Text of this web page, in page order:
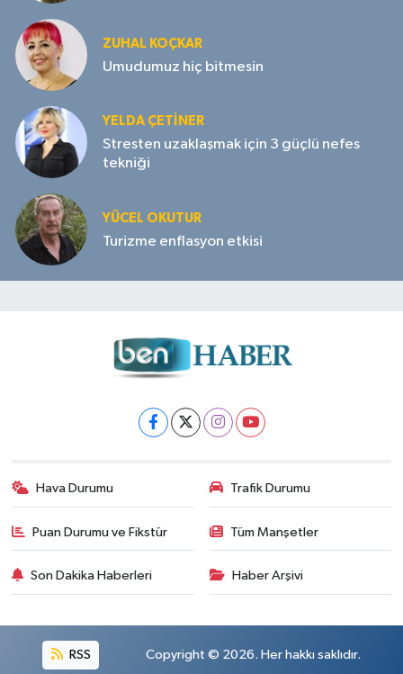
ZUHAL KOÇKAR
Umudumuz hiç bitmesin
YELDA ÇETİNER
Stresten uzaklaşmak için 3 güçlü nefes
tekniği
YÜCEL OKUTUR
Turizme enflasyon etkisi
Hava Durumu Trafik Durumu
Puan Durumu ve Fikstür Tüm Manşetler
Son Dakika Haberleri Haber Arşivi
RSS Copyright © 2026. Her hakkı saklıdır.